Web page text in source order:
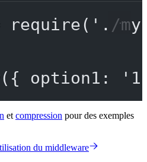
require( './
({ option1:
etcompression pour des exemples
du middleware